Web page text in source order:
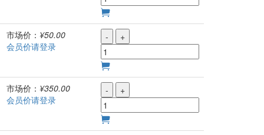
市场价： ¥50.00
会员价请登录
- +
市场价： ¥350.00
会员价请登录
- +